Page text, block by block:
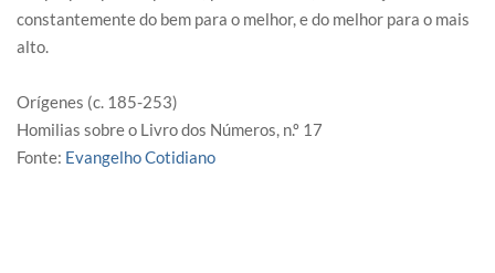
constantemente do bem para o melhor, e do melhor para o mais
alto.
Orígenes (c. 185-253)
Homilias sobre o Livro dos Números, n.º 17
Fonte: Evangelho Cotidiano